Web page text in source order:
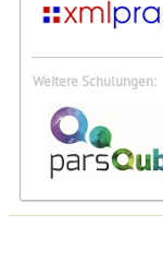
Weitere Schulungen: